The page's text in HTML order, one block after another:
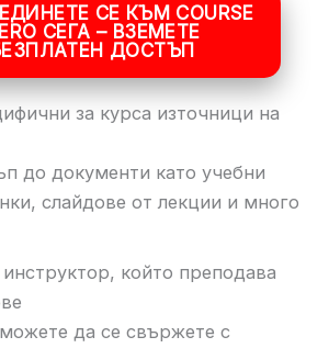
СЕ КЪМ COURSE
СЕГА – ВЗЕМЕТЕ
ДОСТЪП
за курса източници на
до документи като учебни
слайдове от лекции и много
който преподава
да се свържете с